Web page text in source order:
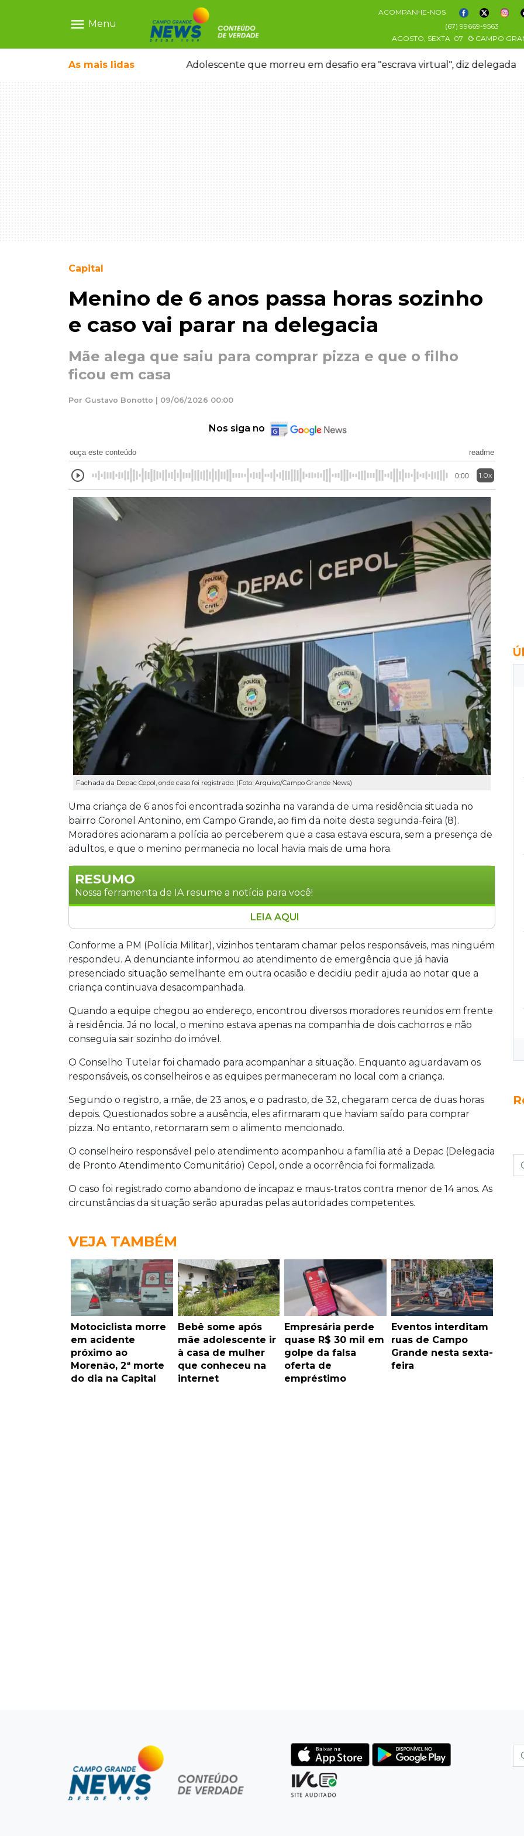
menu Menu
ACOMPANHE-NOS
(67) 99669-9563
AGOSTO, SEXTA 07 CAMPO
As mais lidas
em caminhão estacionado Adolescente que morreu em desafio era "escrava virtual", diz delegada
Capital
Menino de 6 anos passa horas sozinho
e caso vai parar na delegacia
Mãe alega que saiu para comprar pizza e que o filho
ficou em casa
Por Gustavo Bonotto | 09/06/2026 00:00
Nos siga no
ouça este conteúdo readme
0:00 1.0x
Fachada da Depac Cepol, onde caso foi registrado. (Foto: Arquivo/Campo Grande News)
Uma criança de 6 anos foi encontrada sozinha na varanda de uma residência situada no
bairro Coronel Antonino, em Campo Grande, ao fim da noite desta segunda-feira (8).
Moradores acionaram a polícia ao perceberem que a casa estava escura, sem a presença de
adultos, e que o menino permanecia no local havia mais de uma hora.
RESUMO
Nossa ferramenta de IA resume a notícia para você!
Criança de 6 anos foi encontrada sozinha na varanda de uma residência no bairro
Coronel Antonino, em Campo Grande, na noite desta segunda-feira (8). Moradores
acionaram a polícia após perceberem que o menino estava desacompanhado há mais
de uma hora. A mãe, de 23 anos, e o padrasto, de 32, retornaram cerca de duas horas
depois alegando que saíram para comprar pizza, mas voltaram sem o alimento. O caso
LEIA AQUI
Conforme a PM (Polícia Militar), vizinhos tentaram chamar pelos responsáveis, mas ninguém
respondeu. A denunciante informou ao atendimento de emergência que já havia
presenciado situação semelhante em outra ocasião e decidiu pedir ajuda ao notar que a
criança continuava desacompanhada.
Quando a equipe chegou ao endereço, encontrou diversos moradores reunidos em frente
à residência. Já no local, o menino estava apenas na companhia de dois cachorros e não
conseguia sair sozinho do imóvel.
O Conselho Tutelar foi chamado para acompanhar a situação. Enquanto aguardavam os
responsáveis, os conselheiros e as equipes permaneceram no local com a criança.
Segundo o registro, a mãe, de 23 anos, e o padrasto, de 32, chegaram cerca de duas horas
depois. Questionados sobre a ausência, eles afirmaram que haviam saído para comprar
pizza. No entanto, retornaram sem o alimento mencionado.
O conselheiro responsável pelo atendimento acompanhou a família até a Depac (Delegacia
de Pronto Atendimento Comunitário) Cepol, onde a ocorrência foi formalizada.
O caso foi registrado como abandono de incapaz e maus-tratos contra menor de 14 anos. As
circunstâncias da situação serão apuradas pelas autoridades competentes.
VEJA TAMBÉM
Motociclista morre
em acidente
próximo ao
Morenão, 2ª morte
do dia na Capital
Bebê some após
mãe adolescente ir
à casa de mulher
que conheceu na
internet
Empresária perde
quase R$ 30 mil em
golpe da falsa
oferta de
empréstimo
Eventos interditam
ruas de Campo
Grande nesta sexta-
feira